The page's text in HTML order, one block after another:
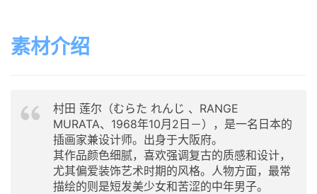
素材介绍
村田 莲尔（むらた れんじ 、RANGE
MURATA、1968年10月2日－），是一名日本的
插画家兼设计师。出身于大阪府。
其作品颜色细腻，喜欢强调复古的质感和设计，
尤其偏爱装饰艺术时期的风格。人物方面，最常
描绘的则是短发美少女和苦涩的中年男子。